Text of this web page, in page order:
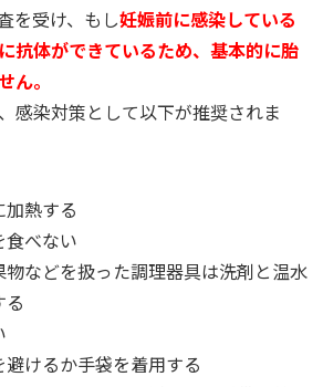
を受け、もし妊娠前に感染している
抗体ができているため、基本的に胎
ん。
感染対策として以下が推奨されま
熱する
食べない
物などを扱った調理器具は洗剤と温水
る
けるか手袋を着用する